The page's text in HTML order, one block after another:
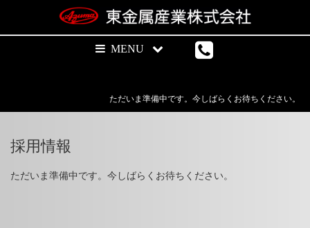
ただいま準備中です。今しばらくお待ちください。
採用情報
ただいま準備中です。今しばらくお待ちください。